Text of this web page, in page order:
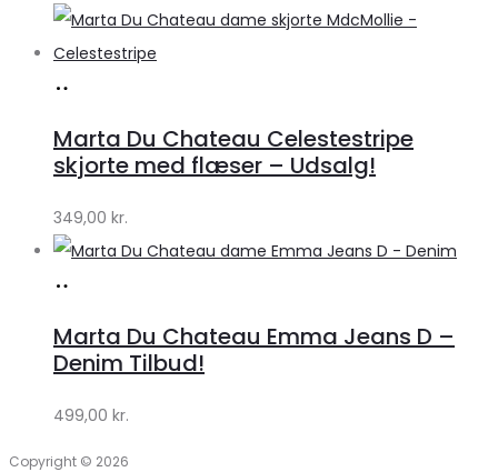
Klædeskabet.dk
Marta Du Chateau Celestestripe
skjorte med flæser – Udsalg!
349,00 kr.
Klædeskabet.dk
Marta Du Chateau Emma Jeans D –
Denim Tilbud!
499,00 kr.
Copyright © 2026